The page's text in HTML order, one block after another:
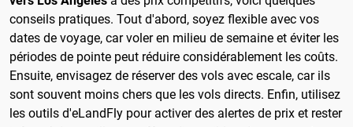
conseils pratiques. Tout d'abord, soyez flexible avec vos
dates de voyage, car voler en milieu de semaine et éviter les
périodes de pointe peut réduire considérablement les coûts.
Ensuite, envisagez de réserver des vols avec escale, car ils
sont souvent moins chers que les vols directs. Enfin, utilisez
les outils d'eLandFly pour activer des alertes de prix et rester